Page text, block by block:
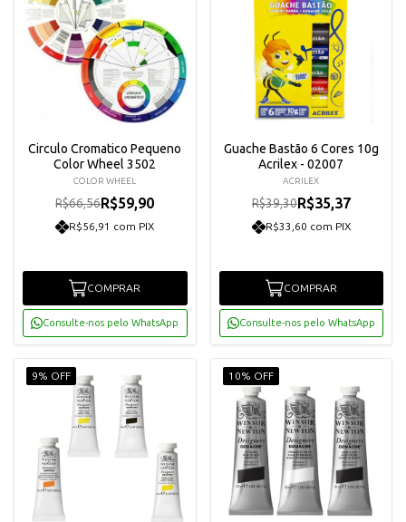
Circulo Cromatico Pequeno
Color Wheel 3502
COLOR WHEEL
R$66,56R$59,90
R$56,91 com PIX
COMPRAR
Consulte-nos pelo WhatsApp
Guache Bastão 6 Cores 10g
Acrilex - 02007
ACRILEX
R$39,30R$35,37
R$33,60 com PIX
COMPRAR
Consulte-nos pelo WhatsApp
9% OFF 10% OFF